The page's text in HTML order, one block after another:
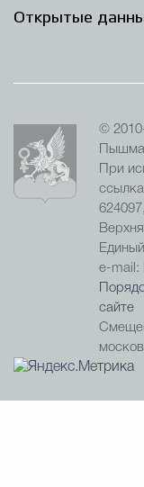
Открытые
©
При
e-mail:
сайте